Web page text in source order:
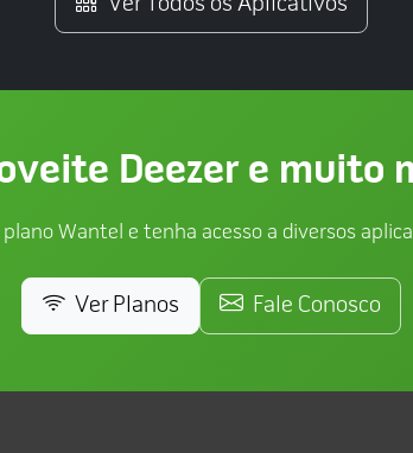
Deezer e muito
Wantel e tenha acesso a diversos
Ver Planos Fale Conosco